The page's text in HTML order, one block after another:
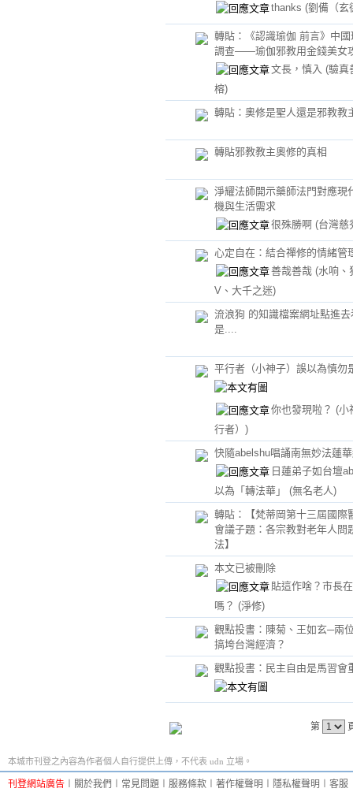
thanks (劉備（玄
轉貼：《認識瑜伽 前言》中
調查——瑜伽邪教用金錢美女
文長，慎入 (驗真
榕)
轉貼：奧修是聖人還是邪教教
轉貼邪教教主奧修的真相
淨耀法師開示藥師法門對應現
機與生活需求
很殊勝啊 (台灣慈
心定自在：結合禪修的情緒管
善哉善哉 (水响、
V、大千之迷)
流浪狗 的知識檔案網址點進
是....
平行者（小神子）誤以為慎勿
你也發現啦？ (小
行者）)
快隨abelshu唱誦南無妙法蓮
日蓮弟子如台壇
以為「轉法華」 (無名老人)
轉貼：【梵蒂岡第十三屆國際
會議子題：各宗教對老年人問
法】
本文已被刪除
貼這作啥？市長
嗎？ (淨修)
觀點投書：陳菊、王如玄─兩
搞垮台灣經濟？
觀點投書：民主自由是馬習會
第
本城市刊登之內容為作者個人自行提供上傳，不代表 udn 立場。
刊登網站廣告 關於我們 常見問題 服務條款 著作權聲明 隱私權聲明 客服